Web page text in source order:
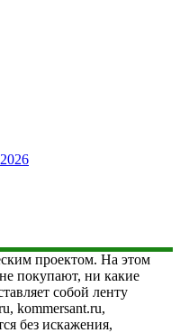
проектом. На этом
покупают, ни какие
собой ленту
kommersant.ru,
без искажения,